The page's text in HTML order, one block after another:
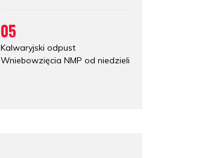
05
Kalwaryjski odpust
Wniebowzięcia NMP od niedzieli